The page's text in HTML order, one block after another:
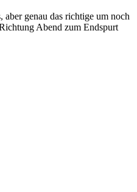
aber genau das richtige um noch
Abend zum Endspurt